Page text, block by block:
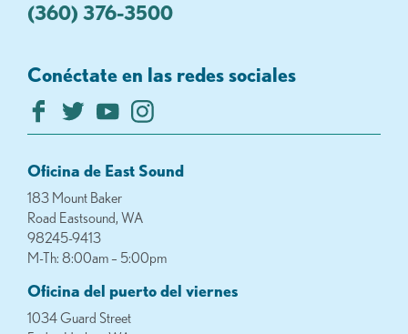
(360) 376-3500
Conéctate en las redes sociales
Oficina de East Sound
183 Mount Baker
Road Eastsound, WA
98245-9413
M-Th: 8:00am – 5:00pm
Oficina del puerto del viernes
1034 Guard Street